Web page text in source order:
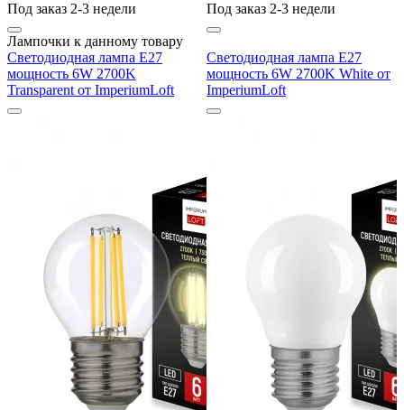
Под заказ 2-3 недели
Под заказ 2-3 недели
Лампочки к данному товару
Светодиодная лампа E27
мощность 6W 2700K
Transparent от ImperiumLoft
Светодиодная лампа E27
мощность 6W 2700K White от
ImperiumLoft